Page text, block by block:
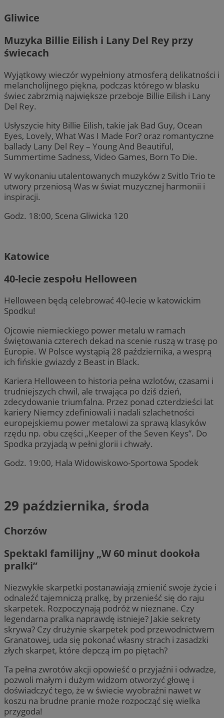
Gliwice
Muzyka Billie Eilish i Lany Del Rey przy
świecach
Wyjątkowy wieczór wypełniony atmosferą delikatności i
melancholijnego piękna, podczas którego w blasku
świec zabrzmią największe przeboje Billie Eilish i Lany
Del Rey.
Usłyszycie hity Billie Eilish, takie jak Bad Guy, Ocean
Eyes, Lovely, What Was I Made For? oraz romantyczne
ballady Lany Del Rey – Young And Beautiful,
Summertime Sadness, Video Games, Born To Die.
W wykonaniu utalentowanych muzyków z Svitlo Trio te
utwory przeniosą Was w świat muzycznej harmonii i
inspiracji.
Godz. 18:00, Scena Gliwicka 120
Katowice
40-lecie zespołu Helloween
Helloween będą celebrować 40-lecie w katowickim
Spodku!
Ojcowie niemieckiego power metalu w ramach
świętowania czterech dekad na scenie ruszą w trasę po
Europie. W Polsce wystąpią 28 października, a wesprą
ich fińskie gwiazdy z Beast in Black.
Kariera Helloween to historia pełna wzlotów, czasami i
trudniejszych chwil, ale trwająca po dziś dzień,
zdecydowanie triumfalna. Przez ponad czterdzieści lat
kariery Niemcy zdefiniowali i nadali szlachetności
europejskiemu power metalowi za sprawą klasyków
rzędu np. obu części „Keeper of the Seven Keys”. Do
Spodka przyjadą w pełni glorii i chwały.
Godz. 19:00, Hala Widowiskowo-Sportowa Spodek
29 października, środa
Chorzów
Spektakl familijny „W 60 minut dookoła
pralki”
Niezwykłe skarpetki postanawiają zmienić swoje życie i
odnaleźć tajemniczą pralkę, by przenieść się do raju
skarpetek. Rozpoczynają podróż w nieznane. Czy
legendarna pralka naprawdę istnieje? Jakie sekrety
skrywa? Czy drużynie skarpetek pod przewodnictwem
Granatowej, uda się pokonać własny strach i zasadzki
złych skarpet, które depczą im po piętach?
Ta pełna zwrotów akcji opowieść o przyjaźni i odwadze,
pozwoli małym i dużym widzom otworzyć głowę i
doświadczyć tego, że w świecie wyobraźni nawet w
koszu na brudne pranie może rozpocząć się wielka
przygoda!